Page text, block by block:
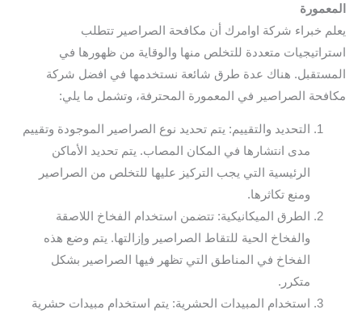
المعمورة
يعلم خبراء شركة اوامرك أن مكافحة الصراصير تتطلب
استراتيجيات متعددة للتخلص منها والوقاية من ظهورها في
المستقبل. هناك عدة طرق شائعة نستخدمها في افضل شركة
مكافحة الصراصير في المعمورة المحترفة، وتشمل ما يلي:
التحديد والتقييم: يتم تحديد نوع الصراصير الموجودة وتقييم
مدى انتشارها في المكان المصاب. يتم تحديد الأماكن
الرئيسية التي يجب التركيز عليها للتخلص من الصراصير
ومنع تكاثرها.
الطرق الميكانيكية: تتضمن استخدام الفخاخ اللاصقة
والفخاخ الحية للتقاط الصراصير وإزالتها. يتم وضع هذه
الفخاخ في المناطق التي تظهر فيها الصراصير بشكل
متكرر.
استخدام المبيدات الحشرية: يتم استخدام مبيدات حشرية